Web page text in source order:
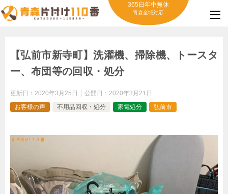
365日年中無休
青森全域対応
【弘前市新寺町】洗濯機、掃除機、トースタ
ー、布団等の回収・処分
更新日： 2020年3月25日 公開日： 2020年3月21日
お客様の声
不用品回収・処分 家電処分 弘前市